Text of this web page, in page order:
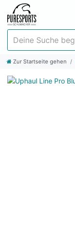
Zur Startseite gehen